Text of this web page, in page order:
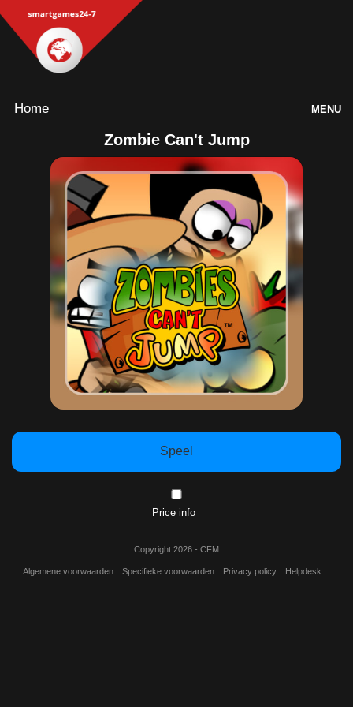
Home MENU
Zombie Can't Jump
Speel
Price info
Copyright 2026 - CFM
Algemene voorwaarden Specifieke voorwaarden Privacy policy Helpdesk